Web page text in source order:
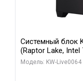
Системный блок
(Raptor Lake,
модуля)/ ASUS
Модель: KW-Live0064